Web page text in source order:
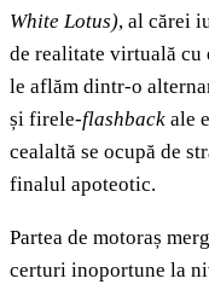
White Lotus), al cărei
de realitate virtuală cu
le aflăm dintr-o
și firele-flashback ale
cealaltă se ocupă de
finalul apoteotic.
Partea de motoraș
certuri inoportune la